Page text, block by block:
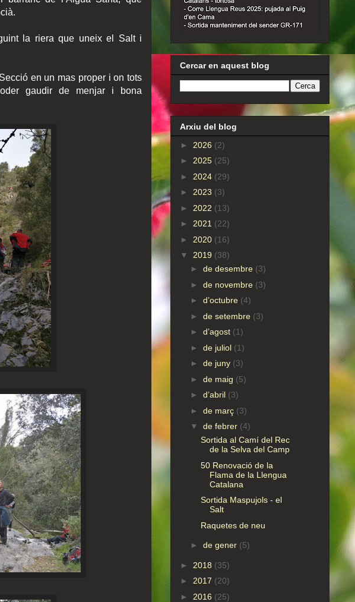
la riera que uneix el Salt i
en un mas proper i on tots
gaudir de menjar i bona
Cercar en aquest blog
Arxiu del blog
► 2026 (2)
► 2025 (25)
► 2024 (29)
► 2023 (3)
► 2022 (13)
► 2021 (22)
► 2020 (16)
▼ 2019 (38)
► de desembre (3)
► de novembre (3)
► d’octubre (4)
► de setembre (3)
► d’agost (1)
► de juliol (1)
► de juny (3)
► de maig (5)
► d’abril (3)
► de març (3)
▼ de febrer (4)
Sortida al Camí del Rec
de la Selva del Camp
50 Renovació de la
Flama de la Llengua
Catalana
Sortida Maspujols - el
Salt
Raquetes de neu
► de gener (5)
► 2018 (35)
► 2017 (20)
► 2016 (25)